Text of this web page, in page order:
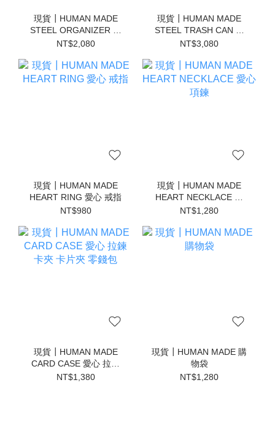
現貨┃HUMAN MADE
STEEL ORGANIZER 愛
心 鋼製 收納盒
NT$2,080
現貨┃HUMAN MADE
STEEL TRASH CAN 愛
心 鋼製 垃圾桶
NT$3,080
現貨┃HUMAN MADE
HEART RING 愛心 戒指
NT$980
現貨┃HUMAN MADE
HEART NECKLACE 愛
心 項鍊
NT$1,280
現貨┃HUMAN MADE
CARD CASE 愛心 拉鍊
卡夾 卡片夾 零錢包
NT$1,380
現貨┃HUMAN MADE 購
物袋
NT$1,280